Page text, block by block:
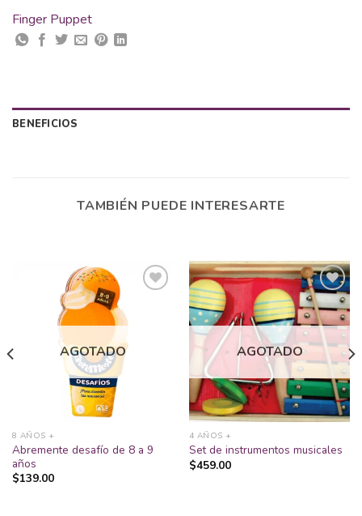
Finger Puppet
BENEFICIOS
TAMBIÉN PUEDE INTERESARTE
AGOTADO
8 AÑOS +
Abremente desafío de 8 a 9
años
$139.00
Añadir
a la
lista
de
deseos
AGOTADO
4 AÑOS +
Set de instrumentos musicales
$459.00